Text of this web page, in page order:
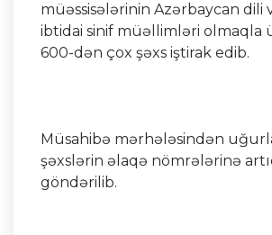
müəssisələrinin Azərbaycan dili
ibtidai sinif müəllimləri olmaqla
600-dən çox şəxs iştirak edib.
Müsahibə mərhələsindən
şəxslərin əlaqə nömrələrinə
göndərilib.